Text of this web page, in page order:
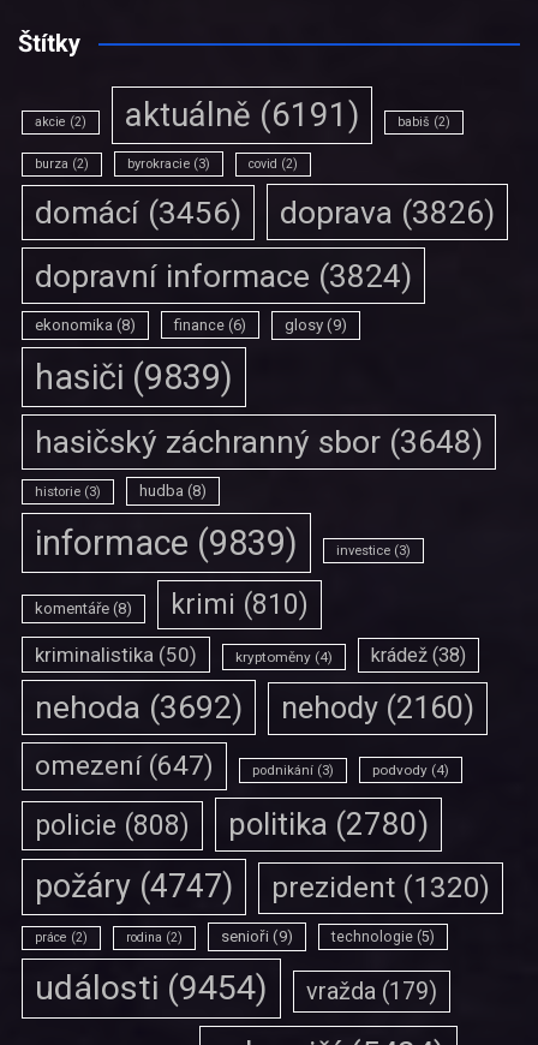
Štítky
akcie (2) aktuálně (6191) babiš (2)
burza (2) byrokracie (3) covid (2)
domácí (3456) doprava (3826)
dopravní informace (3824)
ekonomika (8) finance (6) glosy (9)
hasiči (9839)
hasičský záchranný sbor (3648)
historie (3) hudba (8)
informace (9839) investice (3)
komentáře (8) krimi (810)
kriminalistika (50) kryptoměny (4) krádež (38)
nehoda (3692) nehody (2160)
omezení (647) podnikání (3) podvody (4)
policie (808) politika (2780)
požáry (4747) prezident (1320)
práce (2) rodina (2) senioři (9) technologie (5)
události (9454) vražda (179)